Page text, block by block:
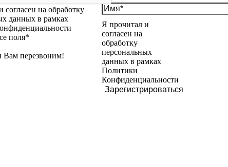
согласен на обработку
данных в рамках
поля*
перезвоним!
Я прочитал и
согласен на
обработку
персональных
данных в рамках
Политики
Конфиденциальности
Зарегистрироваться